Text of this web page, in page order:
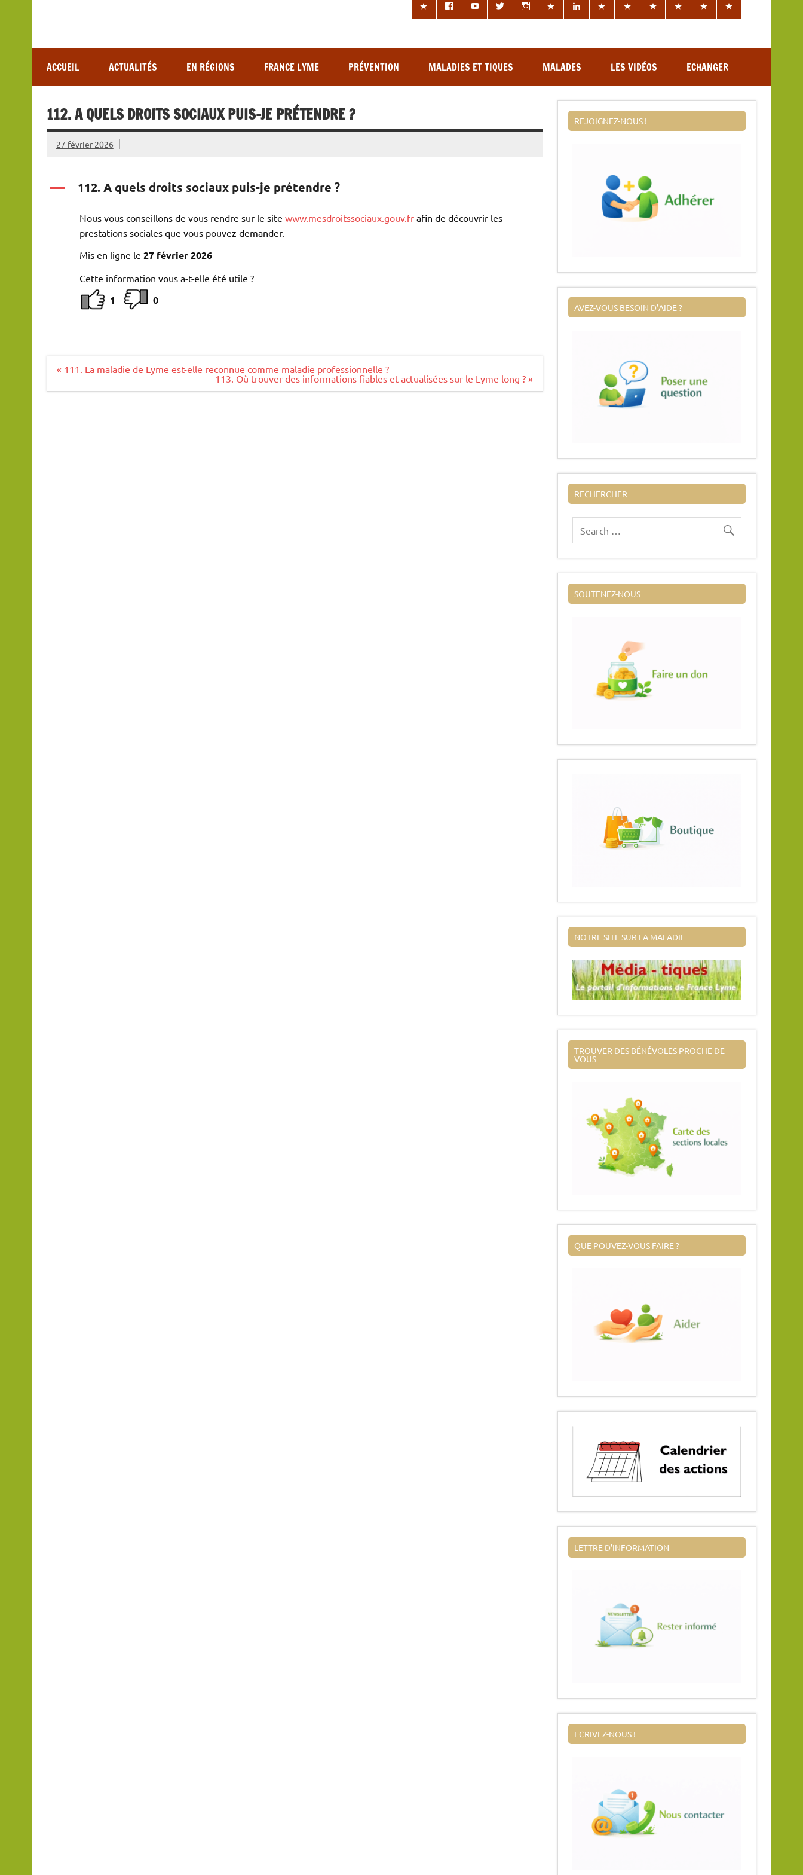
ACCUEIL ACTUALITÉS EN RÉGIONS FRANCE LYME PRÉVENTION MALADIES ET TIQUES MALADES LES VIDÉOS ECHANGER
112. A QUELS DROITS SOCIAUX PUIS-JE PRÉTENDRE ?
27 février 2026
A 112. A quels droits sociaux puis-je prétendre ?
Nous vous conseillons de vous rendre sur le site www.mesdroitssociaux.gouv.frafin de découvrir les
prestations sociales que vous pouvez demander.
Mis en ligne le 27 février 2026
Cette information vous a-t-elle été utile ?
1 0
Navigation
« 111. La maladie de Lyme est-elle reconnue comme maladie professionnelle ?
113. Où trouver des informations fiables et actualisées sur le Lyme long ? »
REJOIGNEZ-NOUS !
AVEZ-VOUS BESOIN D’AIDE ?
RECHERCHER
SOUTENEZ-NOUS
NOTRE SITE SUR LA MALADIE
TROUVER DES BÉNÉVOLES PROCHE DE
VOUS
QUE POUVEZ-VOUS FAIRE ?
LETTRE D’INFORMATION
ECRIVEZ-NOUS !